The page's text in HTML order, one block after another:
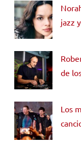
jazz
de
Los